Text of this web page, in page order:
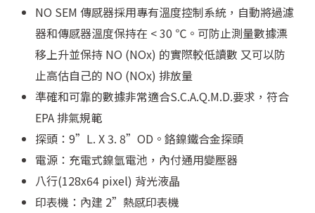
NO SEM 傳感器採用專有溫度控制系統，自動將過濾
器和傳感器溫度保持在 < 30 ℃。可防止測量數據漂
移上升並保持 NO (NOx) 的實際較低讀數 又可以防
止高估自己的 NO (NOx) 排放量
準確和可靠的數據非常適合S.C.A.Q.M.D.要求，符合
EPA 排氣規範
探頭：9”L. X 3. 8”OD。鉻鎳鐵合金探頭
電源：充電式鎳氫電池，內付通用變壓器
八行(128x64 pixel) 背光液晶
印表機：內建 2”熱感印表機